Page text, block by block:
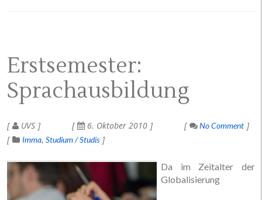
Erstsemester:
Sprachausbildung
UVS 6. Oktober 2010
No Comment
Imma Studium / Studis
Da im Zeitalter der
Globalisierung